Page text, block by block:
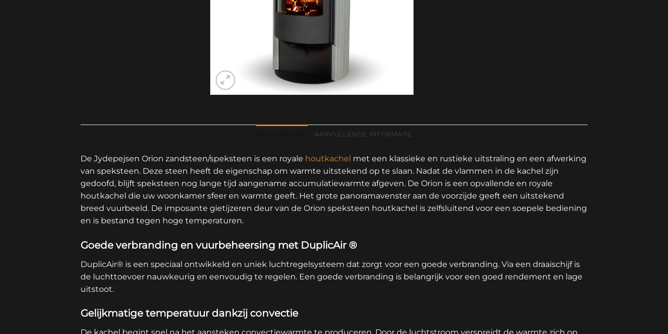
AANVULLENDE INFORMATIE
De Jydepejsen Orion zandsteen/speksteen is een royale houtkachel met een klassieke en rustieke uitstraling en een afwerking
van speksteen. Deze steen heeft de eigenschap om warmte uitstekend op te slaan. Nadat de vlammen in de kachel zijn
gedoofd, blijft speksteen nog lange tijd aangename accumulatiewarmte afgeven. De Orion is een opvallende en royale
houtkachel die uw woonkamer sfeer en warmte geeft. Het grote panoramavenster aan de voorzijde geeft een uitstekend
breed vuurbeeld. De imposante gietijzeren deur van de Orion speksteen houtkachel is zelfsluitend voor een soepele bediening
en is bestand tegen hoge temperaturen.
Goede verbranding en vuurbeheersing met DuplicAir ®
DuplicAir® is een speciaal ontwikkeld en uniek luchtregelsysteem dat zorgt voor een goede verbranding. Via een draaischijf is
de luchttoevoer nauwkeurig en eenvoudig te regelen. Een goede verbranding is belangrijk voor een goed rendement en lage
uitstoot.
Gelijkmatige temperatuur dankzij convectie